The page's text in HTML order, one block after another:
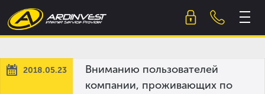
to
content
2018.05.23
Вниманию пользователей
компании, проживающих по